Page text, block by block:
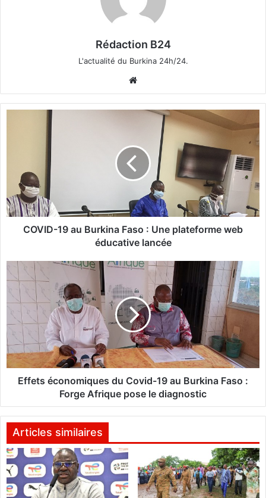
Rédaction B24
L'actualité du Burkina 24h/24.
bsi
te
9
a
k
n
a
s
o
e
a
t
e
f
COVID-19 au Burkina Faso : Une plateforme web
éducative lancée
f
e
é
c
o
m
i
u
e
s
d
u
Effets économiques du Covid-19 au Burkina Faso :
Forge Afrique pose le diagnostic
Articles similaires